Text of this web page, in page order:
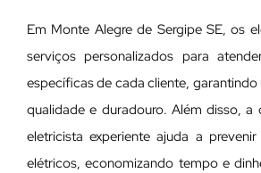
Em Monte Alegre de Sergipe SE, os
serviços personalizados para
específicas de cada cliente,
qualidade e duradouro. Além disso, a
eletricista experiente ajuda a
elétricos, economizando tempo e